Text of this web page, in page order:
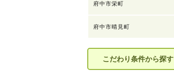
府中市栄町
府中市晴見町
こだわり条件から探す